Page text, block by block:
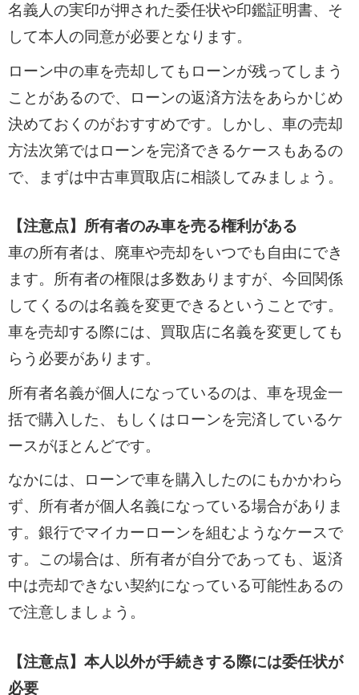
名義人の実印が押された委任状や印鑑証明書、そ
して本人の同意が必要となります。
ローン中の車を売却してもローンが残ってしまう
ことがあるので、ローンの返済方法をあらかじめ
決めておくのがおすすめです。しかし、車の売却
方法次第ではローンを完済できるケースもあるの
で、まずは中古車買取店に相談してみましょう。
【注意点】所有者のみ車を売る権利がある
車の所有者は、廃車や売却をいつでも自由にでき
ます。所有者の権限は多数ありますが、今回関係
してくるのは名義を変更できるということです。
車を売却する際には、買取店に名義を変更しても
らう必要があります。
所有者名義が個人になっているのは、車を現金一
括で購入した、もしくはローンを完済しているケ
ースがほとんどです。
なかには、ローンで車を購入したのにもかかわら
ず、所有者が個人名義になっている場合がありま
す。銀行でマイカーローンを組むようなケースで
す。この場合は、所有者が自分であっても、返済
中は売却できない契約になっている可能性あるの
で注意しましょう。
【注意点】本人以外が手続きする際には委任状が
必要